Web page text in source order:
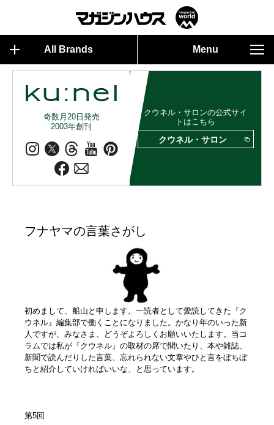
All Brands Menu
奇数月20日発売
2003年創刊
クウネル・サロンの公式サイ
トはこちら
クウネル・サロン
フナヤマの言葉さがし
初めまして、船山と申します。一読者として愛読してきた『ク
ウネル』編集部で働くことになりました。かなり年のいった新
人ですが、みなさま、どうぞよろしくお願いいたします。当コ
ラムでは私が『クウネル』の取材の席で聞いたり、本や雑誌、
新聞で読んだりした言葉、忘れられない文章やひと言をぼちぼ
ちと紹介していければいいな、と思っています。
第5回